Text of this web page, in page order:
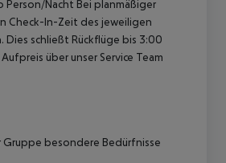
Person/Nacht Bei planmäßiger
Check-In-Zeit des jeweiligen
schließt Rückflüge bis 3:00
über unser Service Team
besondere Bedürfnisse